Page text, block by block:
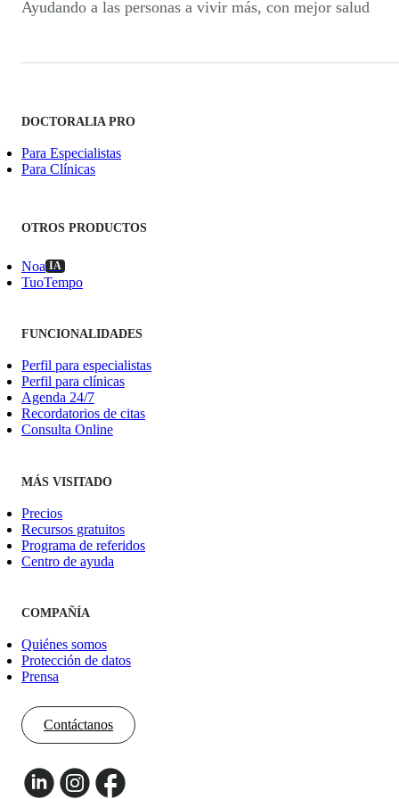
Ayudando a las personas a vivir más, con mejor salud
DOCTORALIA PRO
Para Especialistas
Para Clínicas
OTROS PRODUCTOS
Noa IA
TuoTempo
FUNCIONALIDADES
Perfil para especialistas
Perfil para clínicas
Agenda 24/7
Recordatorios de citas
Consulta Online
MÁS VISITADO
Precios
Recursos gratuitos
Programa de referidos
Centro de ayuda
COMPAÑÍA
Quiénes somos
Protección de datos
Prensa
Contáctanos